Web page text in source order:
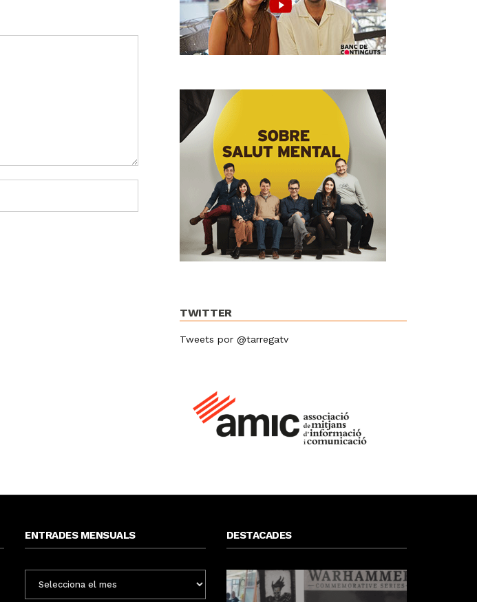
TWITTER
Tweets por @tarregatv
ENTRADES MENSUALS
MENSUALS
DESTACADES